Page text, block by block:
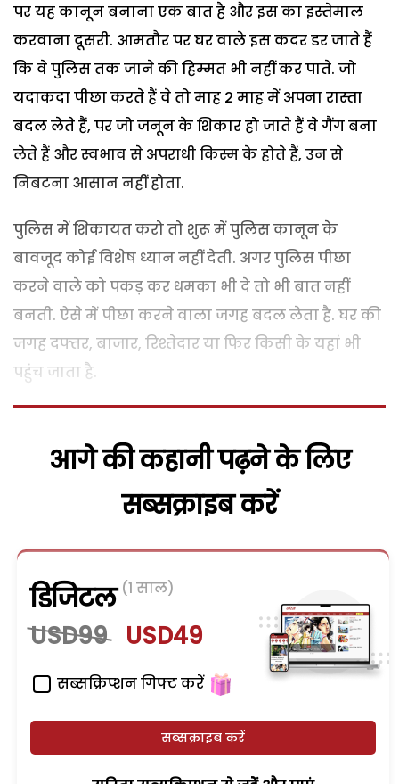
पर यह कानून बनाना एक बात है और इस का इस्तेमाल
करवाना दूसरी. आमतौर पर घर वाले इस कदर डर जाते हैं
कि वे पुलिस तक जाने की हिम्मत भी नहीं कर पाते. जो
यदाकदा पीछा करते हैं वे तो माह 2 माह में अपना रास्ता
बदल लेते हैं, पर जो जनून के शिकार हो जाते हैं वे गैंग बना
लेते हैं और स्वभाव से अपराधी किस्म के होते हैं, उन से
निबटना आसान नहीं होता.
पुलिस में शिकायत करो तो शुरू में पुलिस कानून के
बावजूद कोई विशेष ध्यान नहीं देती. अगर पुलिस पीछा
करने वाले को पकड़ कर धमका भी दे तो भी बात नहीं
बनती. ऐसे में पीछा करने वाला जगह बदल लेता है. घर की
जगह दफ्तर, बाजार, रिश्तेदार या फिर किसी के यहां भी
पहुंच जाता है.
आगे की कहानी पढ़ने के लिए
सब्सक्राइब करें
डिजिटल (1 साल)
USD99 USD49
सब्सक्रिप्शन गिफ्ट करें
सब्सक्राइब करें